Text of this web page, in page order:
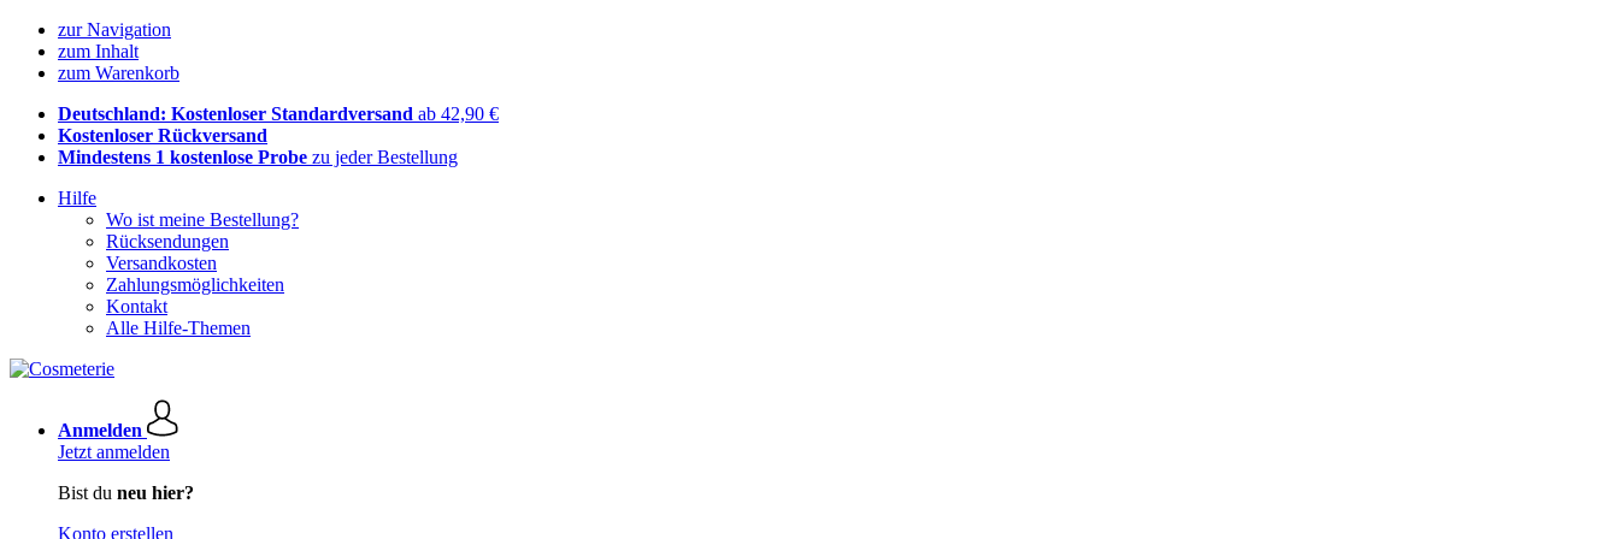
zur Navigation
zum Inhalt
zum Warenkorb
Deutschland: Kostenloser Standardversand ab 42,90 €
Kostenloser Rückversand
Mindestens 1 kostenlose Probe zu jeder Bestellung
Hilfe
Wo ist meine Bestellung?
Rücksendungen
Versandkosten
Zahlungsmöglichkeiten
Kontakt
Alle Hilfe-Themen
Anmelden
Jetzt anmelden
Bist du neu hier?
Konto erstellen